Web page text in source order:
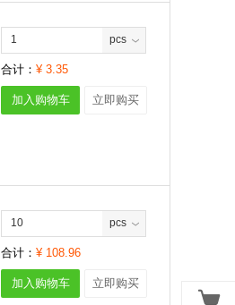
pcs
合计： ¥ 3.35
加入购物车 立即购买
pcs
合计： ¥ 108.96
加入购物车 立即购买